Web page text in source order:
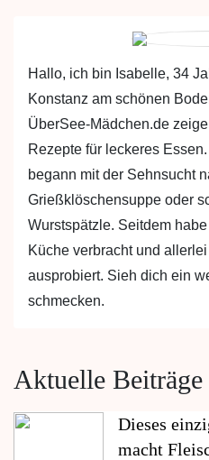
Hallo, ich bin Isabelle, 34
Konstanz am schönen
ÜberSee-Mädchen.de
Rezepte für leckeres
begann mit der Sehnsucht
Grießklöschensuppe oder
Wurstspätzle. Seitdem
Küche verbracht und
ausprobiert. Sieh dich ein
schmecken.
Aktuelle Beiträge
Dieses
macht